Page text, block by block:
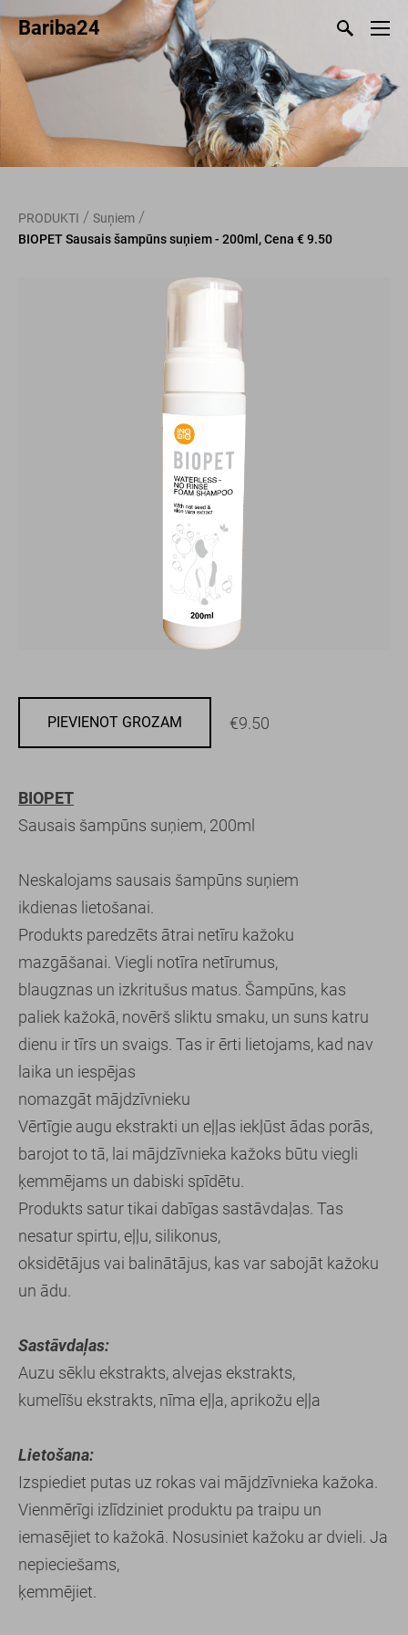
Bariba24
PRODUKTI / Suņiem /
BIOPET Sausais šampūns suņiem - 200ml, Cena € 9.50
PIEVIENOT GROZAM €9.50
BIOPET
Sausais šampūns suņiem, 200ml
Neskalojams sausais šampūns suņiem
ikdienas lietošanai.
Produkts paredzēts ātrai netīru kažoku
mazgāšanai. Viegli notīra netīrumus,
blaugznas un izkritušus matus. Šampūns, kas
paliek kažokā, novērš sliktu smaku, un suns katru
dienu ir tīrs un svaigs. Tas ir ērti lietojams, kad nav
laika un iespējas
nomazgāt mājdzīvnieku
Vērtīgie augu ekstrakti un eļļas iekļūst ādas porās,
barojot to tā, lai mājdzīvnieka kažoks būtu viegli
ķemmējams un dabiski spīdētu.
Produkts satur tikai dabīgas sastāvdaļas. Tas
nesatur spirtu, eļļu, silikonus,
oksidētājus vai balinātājus, kas var sabojāt kažoku
un ādu.
Sastāvdaļas:
Auzu sēklu ekstrakts, alvejas ekstrakts,
kumelīšu ekstrakts, nīma eļļa, aprikožu eļļa
Lietošana:
Izspiediet putas uz rokas vai mājdzīvnieka kažoka.
Vienmērīgi izlīdziniet produktu pa traipu un
iemasējiet to kažokā. Nosusiniet kažoku ar dvieli. Ja
nepieciešams,
ķemmējiet.